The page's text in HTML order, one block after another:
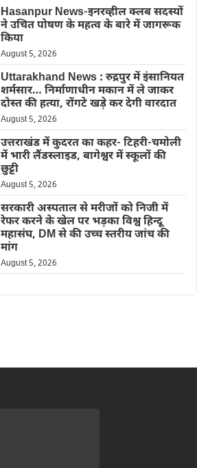
Hasanpur News-इनरव्हील क्लब सदस्यों
ने उचित पोषण के महत्व के बारे में जागरूक
किया
August 5, 2026
Uttarakhand News : रुद्रपुर में इंसानियत
शर्मसार… निर्माणाधीन मकान में ले जाकर
दोस्त की हत्या, रोंगटे खड़े कर देगी वारदात
August 5, 2026
उत्तराखंड में कुदरत का कहर- टिहरी-चमोली
में भारी लैंडस्लाइड, बागेश्वर में स्कूलों की
छुट्टी
August 5, 2026
सरकारी अस्पताल से मरीजों को निजी में
रेफर करने के खेल पर भड़का विश्व हिन्दू
महासंघ, DM से की उच्च स्तरीय जांच की
मांग
August 5, 2026